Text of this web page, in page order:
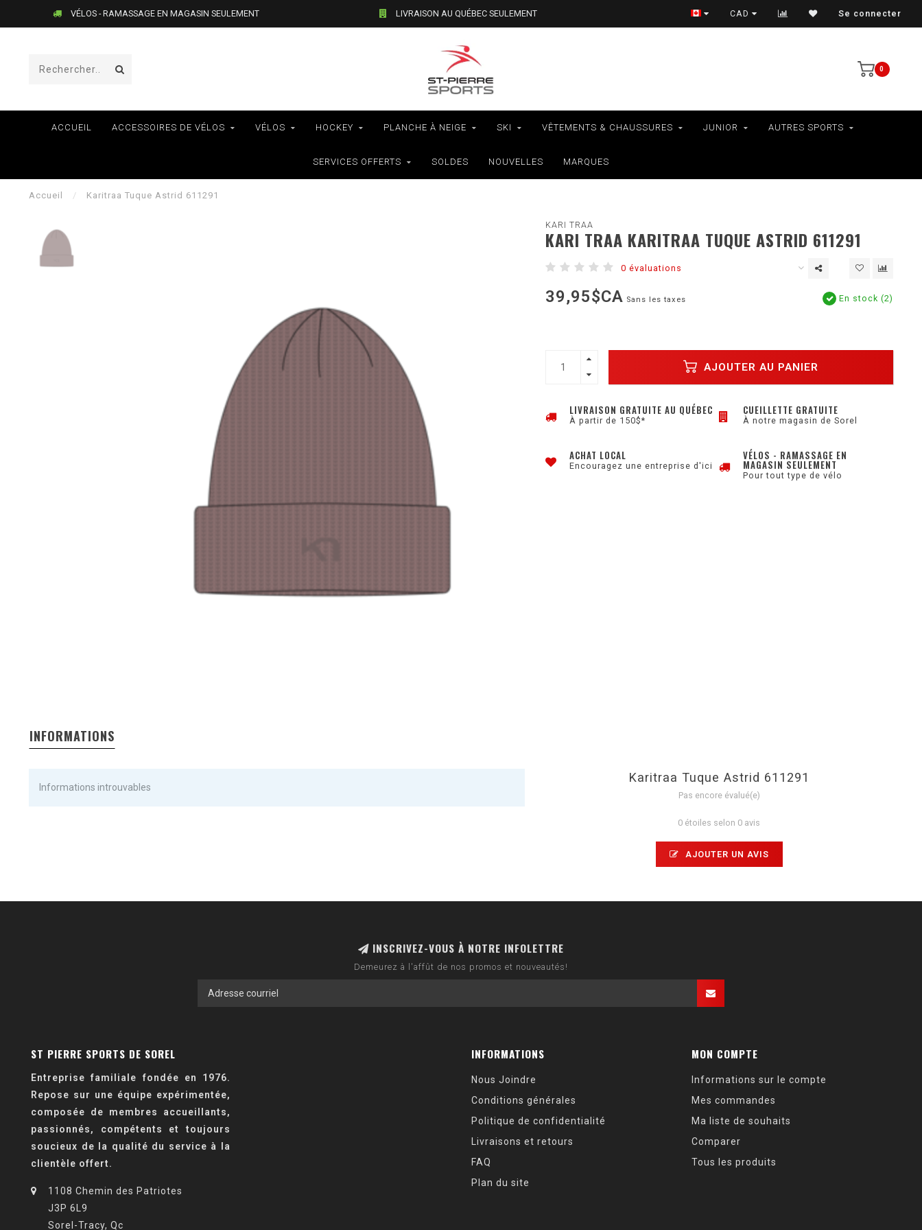
VÉLOS - RAMASSAGE EN MAGASIN SEULEMENT LIVRAISON AU QUÉBEC SEULEMENT VÉLOS - RAMASSAGE EN MAGASIN SEULEMENT
CAD Se connecter
0
ACCUEIL ACCESSOIRES DE VÉLOS VÉLOS HOCKEY PLANCHE À NEIGE SKI VÊTEMENTS & CHAUSSURES JUNIOR AUTRES SPORTS
SERVICES OFFERTS SOLDES NOUVELLES MARQUES
Accueil / Karitraa Tuque Astrid 611291
KARI TRAA
KARI TRAA KARITRAA TUQUE ASTRID 611291
0 évaluations
39,95$CA Sans les taxes En stock (2)
AJOUTER AU PANIER
LIVRAISON GRATUITE AU QUÉBEC
À partir de 150$*
CUEILLETTE GRATUITE
À notre magasin de Sorel
ACHAT LOCAL
Encouragez une entreprise d'ici
VÉLOS - RAMASSAGE EN
MAGASIN SEULEMENT
Pour tout type de vélo
INFORMATIONS
Informations introuvables
Karitraa Tuque Astrid 611291
Pas encore évalué(e)
0 étoiles selon 0 avis
AJOUTER UN AVIS
INSCRIVEZ-VOUS À NOTRE INFOLETTRE
Demeurez à l'affût de nos promos et nouveautés!
ST PIERRE SPORTS DE SOREL
Entreprise familiale fondée en 1976.
Repose sur une équipe expérimentée,
composée de membres accueillants,
passionnés, compétents et toujours
soucieux de la qualité du service à la
clientèle offert.
1108 Chemin des Patriotes
J3P 6L9
Sorel-Tracy, Qc
INFORMATIONS
Nous Joindre
Conditions générales
Politique de confidentialité
Livraisons et retours
FAQ
Plan du site
MON COMPTE
Informations sur le compte
Mes commandes
Ma liste de souhaits
Comparer
Tous les produits